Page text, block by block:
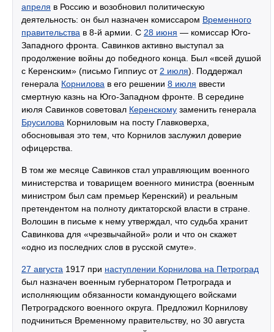
апреля в Россию и возобновил политическую
деятельность: он был назначен комиссаром Временного
правительства в 8-й армии. С 28 июня — комиссар Юго-
Западного фронта. Савинков активно выступал за
продолжение войны до победного конца. Был «всей душой
с Керенским» (письмо Гиппиус от 2 июля). Поддержал
генерала Корнилова в его решении 8 июля ввести
смертную казнь на Юго-Западном фронте. В середине
июля Савинков советовал Керенскому заменить генерала
Брусилова Корниловым на посту Главковерха,
обосновывая это тем, что Корнилов заслужил доверие
офицерства.
В том же месяце Савинков стал управляющим военного
министерства и товарищем военного министра (военным
министром был сам премьер Керенский) и реальным
претендентом на полноту диктаторской власти в стране.
Волошин в письме к нему утверждал, что судьба хранит
Савинкова для «чрезвычайной» роли и что он скажет
«одно из последних слов в русской смуте».
27 августа 1917 при наступлении Корнилова на Петроград
был назначен военным губернатором Петрограда и
исполняющим обязанности командующего войсками
Петроградского военного округа. Предложил Корнилову
подчиниться Временному правительству, но 30 августа